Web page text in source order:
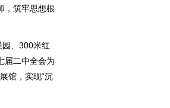
，筑牢思想根
、300米红
届二中全会为
馆，实现“沉